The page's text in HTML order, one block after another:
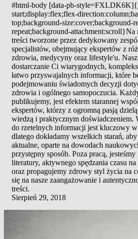
#html-body [data-pb-
start;display:flex;flex-
top;background-size:cover;background-
repeat;background-attachment:scroll}Na
treści tworzone przez dedykowany
specjalistów, obejmujący ekspertów z
zdrowia, medycyny oraz lifestyle'u.
dostarczanie Ci wiarygodnych,
łatwo przyswajalnych informacji, które
podejmowaniu świadomych decyzji
zdrowia i ogólnego samopoczucia.
publikujemy, jest efektem starannej
ekspertów, którzy z ogromną pasją
wiedzą i praktycznym doświadczeniem.
do rzetelnych informacji jest kluczowy
dlatego dokładamy wszelkich starań,
aktualne, oparte na dowodach
przystępny sposób. Poza pracą,
literatury, aktywnego spędzania czasu
oraz propagujemy zdrowy styl życia na
się na nasze zaangażowanie i
treści.
Sierpień 29, 2018